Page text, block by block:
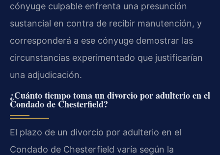
cónyuge culpable enfrenta una presunción
sustancial en contra de recibir manutención, y
corresponderá a ese cónyuge demostrar las
circunstancias experimentado que justificarían
una adjudicación.
¿Cuánto tiempo toma un divorcio por adulterio en el
Condado de Chesterfield?
El plazo de un divorcio por adulterio en el
Condado de Chesterfield varía según la